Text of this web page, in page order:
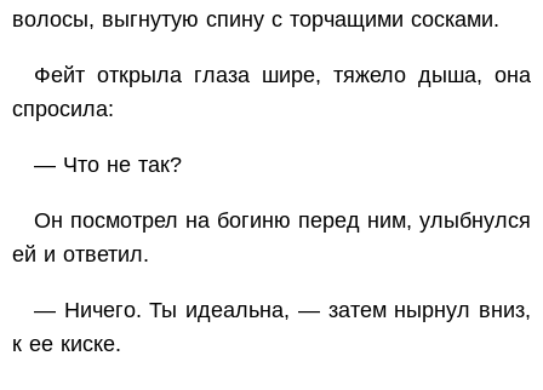
волосы, выгнутую спину с торчащими сосками.
Фейт открыла глаза шире, тяжело дыша, она
спросила:
— Что не так?
Он посмотрел на богиню перед ним, улыбнулся
ей и ответил.
— Ничего. Ты идеальна, — затем нырнул вниз,
к ее киске.